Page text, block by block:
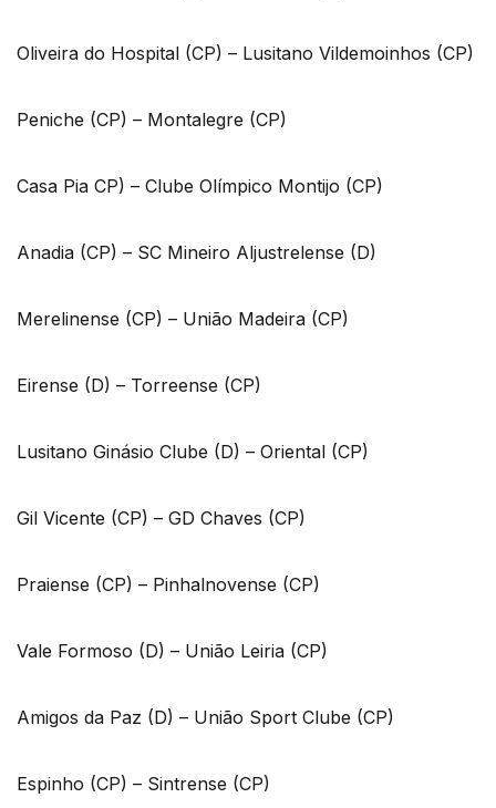
Oliveira do Hospital (CP) – Lusitano Vildemoinhos (CP)
Peniche (CP) – Montalegre (CP)
Casa Pia CP) – Clube Olímpico Montijo (CP)
Anadia (CP) – SC Mineiro Aljustrelense (D)
Merelinense (CP) – União Madeira (CP)
Eirense (D) – Torreense (CP)
Lusitano Ginásio Clube (D) – Oriental (CP)
Gil Vicente (CP) – GD Chaves (CP)
Praiense (CP) – Pinhalnovense (CP)
Vale Formoso (D) – União Leiria (CP)
Amigos da Paz (D) – União Sport Clube (CP)
Espinho (CP) – Sintrense (CP)